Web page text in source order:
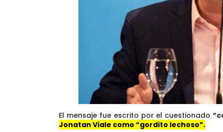
El mensaje fue escrito por el cuestionado
Jonatan Viale como “gordito lechoso”.